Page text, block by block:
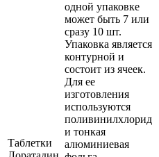
Таблетки
одной упаковке
может быть 7 или
сразу 10 шт.
Упаковка является
контурной и
состоит из ячеек.
Для ее
изготовления
используются
поливинилхлорид
и тонкая
алюминиевая